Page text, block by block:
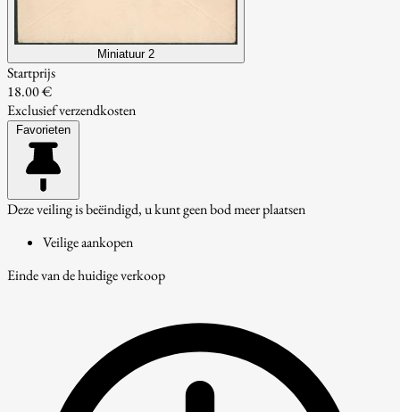
Miniatuur 2
Startprijs
18.00 €
Exclusief verzendkosten
Favorieten
Deze veiling is beëindigd, u kunt geen bod meer plaatsen
Veilige aankopen
Einde van de huidige verkoop